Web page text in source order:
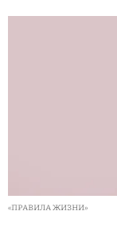
«ПРАВИЛА ЖИЗНИ»